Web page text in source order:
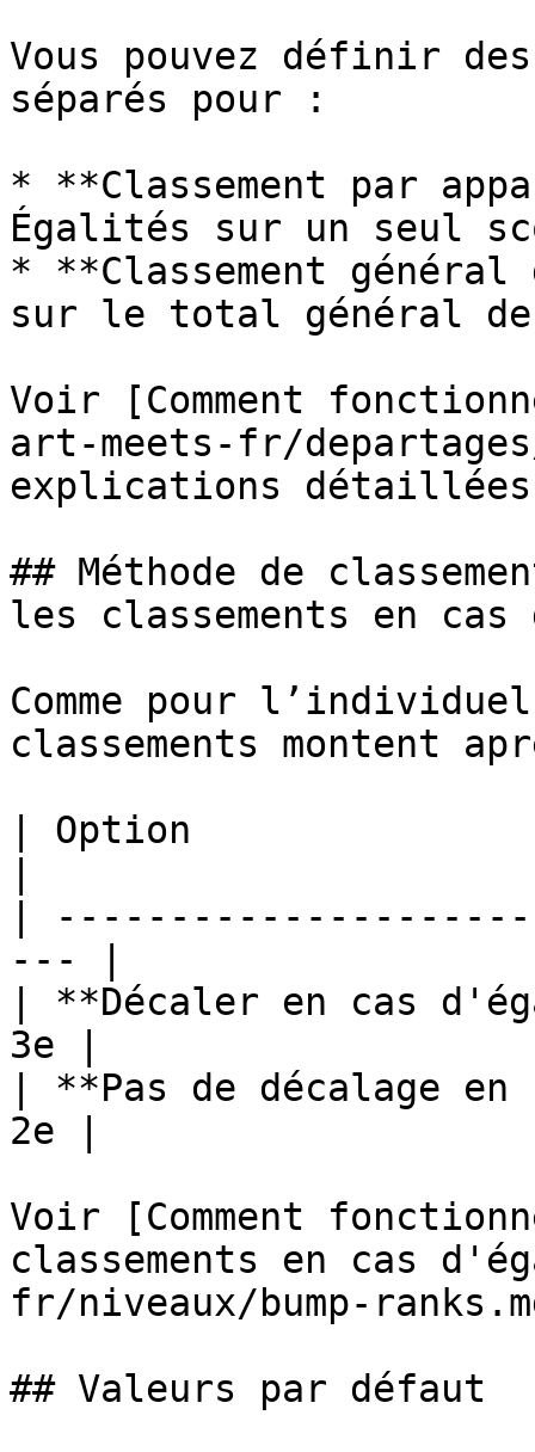
Vous pouvez définir
séparés pour :
* **Classement par
Égalités sur un seul
* **Classement
sur le total général de
Voir [Comment
art-meets-fr/
explications
## Méthode de
les classements en
Comme pour
classements montent
| Option
|
--- |
| **Décaler en cas
3e |
| **Pas de décalage
2e |
Voir [Comment
classements en cas
fr/niveaux/bump-
## Valeurs par défaut